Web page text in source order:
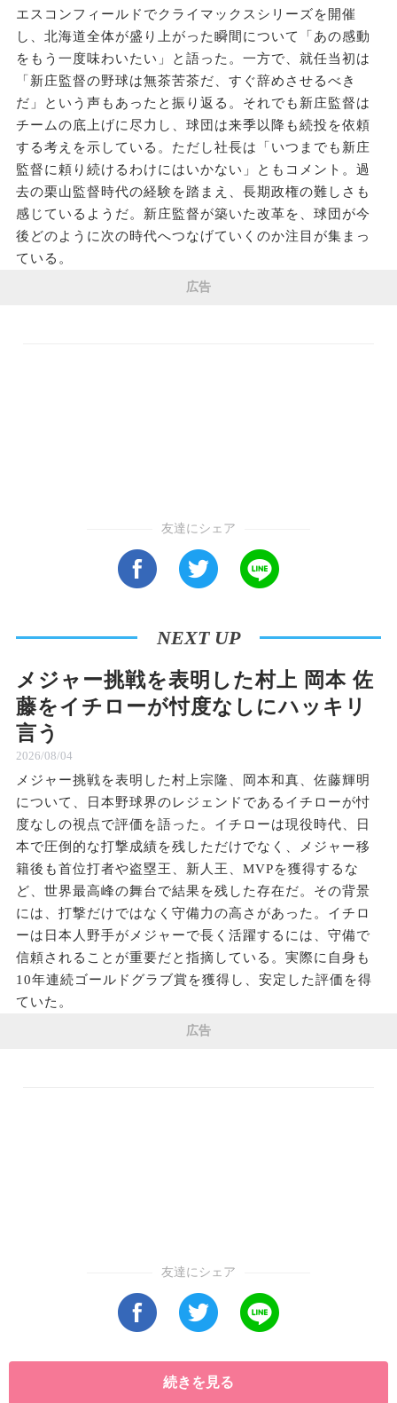
エスコンフィールドでクライマックスシリーズを開催
し、北海道全体が盛り上がった瞬間について「あの感動
をもう一度味わいたい」と語った。一方で、就任当初は
「新庄監督の野球は無茶苦茶だ、すぐ辞めさせるべき
だ」という声もあったと振り返る。それでも新庄監督は
チームの底上げに尽力し、球団は来季以降も続投を依頼
する考えを示している。ただし社長は「いつまでも新庄
監督に頼り続けるわけにはいかない」ともコメント。過
去の栗山監督時代の経験を踏まえ、長期政権の難しさも
感じているようだ。新庄監督が築いた改革を、球団が今
後どのように次の時代へつなげていくのか注目が集まっ
ている。
広告
友達にシェア
NEXT UP
メジャー挑戦を表明した村上 岡本 佐
藤をイチローが忖度なしにハッキリ
言う
2026/08/04
メジャー挑戦を表明した村上宗隆、岡本和真、佐藤輝明
について、日本野球界のレジェンドであるイチローが忖
度なしの視点で評価を語った。イチローは現役時代、日
本で圧倒的な打撃成績を残しただけでなく、メジャー移
籍後も首位打者や盗塁王、新人王、MVPを獲得するな
ど、世界最高峰の舞台で結果を残した存在だ。その背景
には、打撃だけではなく守備力の高さがあった。イチロ
ーは日本人野手がメジャーで長く活躍するには、守備で
信頼されることが重要だと指摘している。実際に自身も
10年連続ゴールドグラブ賞を獲得し、安定した評価を得
ていた。
広告
友達にシェア
続きを見る